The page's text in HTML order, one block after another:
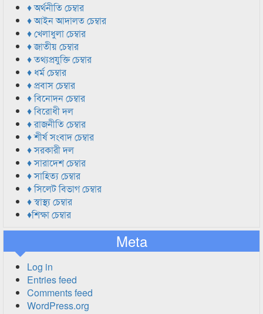
♦ অর্থনীতি চেম্বার
♦ আইন আদালত চেম্বার
♦ খেলাধুলা চেম্বার
♦ জাতীয় চেম্বার
♦ তথ্যপ্রযুক্তি চেম্বার
♦ ধর্ম চেম্বার
♦ প্রবাস চেম্বার
♦ বিনোদন চেম্বার
♦ বিরোধী দল
♦ রাজনীতি চেম্বার
♦ শীর্ষ সংবাদ চেম্বার
♦ সরকারী দল
♦ সারাদেশ চেম্বার
♦ সাহিত্য চেম্বার
♦ সিলেট বিভাগ চেম্বার
♦ স্বাস্থ্য চেম্বার
♦শিক্ষা চেম্বার
Meta
Log in
Entries feed
Comments feed
WordPress.org